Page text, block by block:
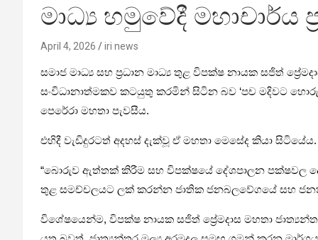
මාධ්‍ය හමුවේදී මහාචාර්ය
April 4, 2026 iri news
සමාජ මාධ්‍ය සහ ප්‍රධාන මාධ්‍ය තුළ විපක්ෂ නායක සජිත්
සංවිධානාත්මකව කටයුතු කරමින් සිටින බව ‘පච මදිවට හොරු,
පෙරේරා මහතා පැවසීය.
එහිදී වැඩිදුරටත් අදහස් දැක්වූ ඒ මහතා මෙසේද කියා සිටියේය.
“බොරුව ඇත්තක් කිරීම සහ විපක්ෂයේ දේශපාලන පක්ෂවල
තුළ සමච්චලයට ලක් කරන්න ජාතික ජනබලවේගයේ සහ
විශේෂයෙන්ම, විපක්ෂ නායක සජිත් ප්‍රේමදාස මහතා